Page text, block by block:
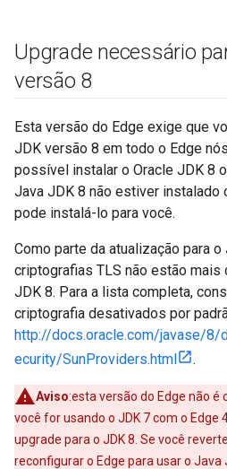
Upgrade necessário
versão 8
Esta versão do Edge exige que
JDK versão 8 em todo o Edge
possível instalar o Oracle JDK 8
Java JDK 8 não estiver instalado
pode instalá-lo para você.
Como parte da atualização para o
criptografias TLS não estão
JDK 8. Para a lista completa,
criptografia desativados por
http://docs.oracle.com/javase/
ecurity/SunProviders.html
.
Aviso:esta versão do Edge não é
você for usando o JDK 7 com o Edge
upgrade para o JDK 8. Se você
reconfigurar o Edge para usar o Java